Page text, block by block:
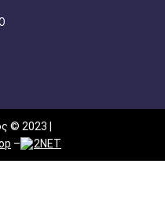
© 2023 |
– 2NET